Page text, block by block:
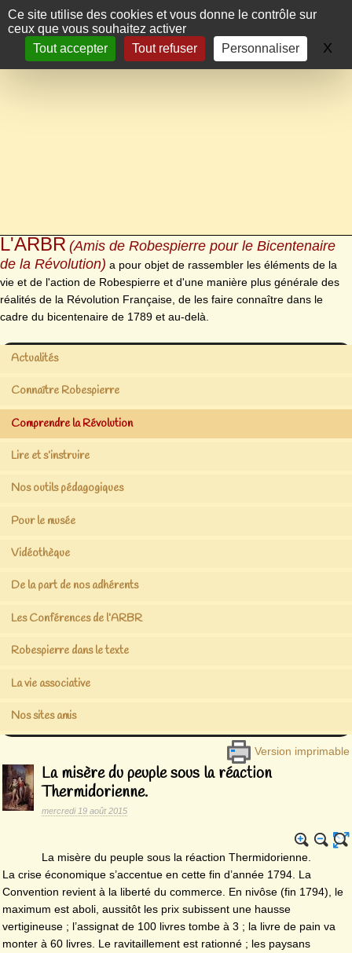
Panneau de gestion des cookies
Ce site utilise des cookies et vous donne le contrôle sur
ceux que vous souhaitez activer
Tout accepter
Tout refuser Personnaliser X
L'ARBR (Amis de Robespierre pour le Bicentenaire
de la Révolution) a pour objet de rassembler les éléments de la
vie et de l'action de Robespierre et d'une manière plus générale des
réalités de la Révolution Française, de les faire connaître dans le
cadre du bicentenaire de 1789 et au-delà.
Actualités
Connaître Robespierre
Comprendre la Révolution
Lire et s’instruire
Nos outils pédagogiques
Pour le musée
Vidéothèque
De la part de nos adhérents
Les Conférences de l’ARBR
Robespierre dans le texte
La vie associative
Nos sites amis
Version imprimable
La misère du peuple sous la réaction
Thermidorienne.
mercredi 19 août 2015
La misère du peuple sous la réaction Thermidorienne.
La crise économique s’accentue en cette fin d’année 1794. La
Convention revient à la liberté du commerce. En nivôse (fin 1794), le
maximum est aboli, aussitôt les prix subissent une hausse
vertigineuse ; l’assignat de 100 livres tombe à 3 ; la livre de pain va
monter à 60 livres. Le ravitaillement est rationné ; les paysans